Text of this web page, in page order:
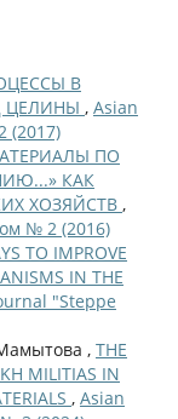
В
ЦЕЛИНЫ , Asian
(2017)
ПО
КАК
ХОЗЯЙСТВ ,
№ 2 (2016)
TO IMPROVE
IN THE
"Steppe
, THE
MILITIAS IN
, Asian